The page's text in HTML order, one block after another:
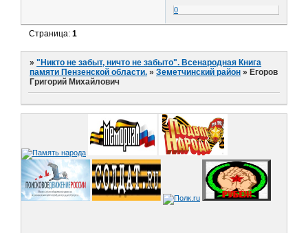
0
Страница:1
»"Никто не забыт, ничто не забыто". Всенародная Книга
памяти Пензенской области. »Земетчинский район » Егоров
Григорий Михайлович